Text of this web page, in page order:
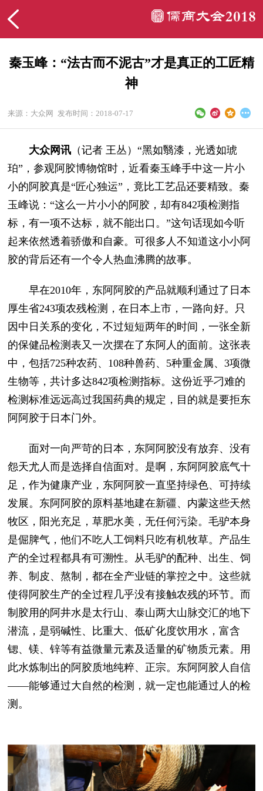
秦玉峰：“法古而不泥古”才是真正的工匠精
神
来源：大众网 发布时间：2018-07-17
大众网讯 （记者 王丛）“黑如翳漆，光透如琥
珀”，参观阿胶博物馆时，近看秦玉峰手中这一片小
小的阿胶真是“匠心独运”，竟比工艺品还要精致。秦
玉峰说：“这么一片小小的阿胶，却有842项检测指
标，有一项不达标，就不能出口。”这句话现如今听
起来依然透着骄傲和自豪。可很多人不知道这小小阿
胶的背后还有一个令人热血沸腾的故事。
早在2010年，东阿阿胶的产品就顺利通过了日本
厚生省243项农残检测，在日本上市，一路向好。只
因中日关系的变化，不过短短两年的时间，一张全新
的保健品检测表又一次摆在了东阿人的面前。这张表
中，包括725种农药、108种兽药、5种重金属、3项微
生物等，共计多达842项检测指标。这份近乎刁难的
检测标准远远高过我国药典的规定，目的就是要拒东
阿阿胶于日本门外。
面对一向严苛的日本，东阿阿胶没有放弃、没有
怨天尤人而是选择自信面对。是啊，东阿阿胶底气十
足，作为健康产业，东阿阿胶一直坚持绿色、可持续
发展。东阿阿胶的原料基地建在新疆、内蒙这些天然
牧区，阳光充足，草肥水美，无任何污染。毛驴本身
是倔脾气，他们不吃人工饲料只吃有机牧草。产品生
产的全过程都具有可溯性。从毛驴的配种、出生、饲
养、制皮、熬制，都在全产业链的掌控之中。这些就
使得阿胶生产的全过程几乎没有接触农残的环节。而
制胶用的阿井水是太行山、泰山两大山脉交汇的地下
潜流，是弱碱性、比重大、低矿化度饮用水，富含
锶、镁、锌等有益微量元素及适量的矿物质元素。用
此水炼制出的阿胶质地纯粹、正宗。东阿阿胶人自信
——能够通过大自然的检测，就一定也能通过人的检
测。